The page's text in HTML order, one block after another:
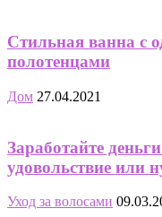
Стильная ванна с
полотенцами
Дом 27.04.2021
Заработайте
удовольствие или
Уход за волосами